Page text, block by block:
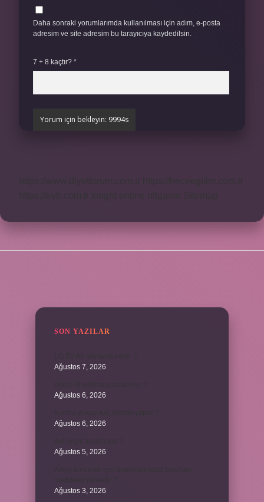
Daha sonraki yorumlarımda kullanılması için adım, e-posta
adresim ve site adresim bu tarayıcıya kaydedilsin.
7 + 8 kaçtır? *
SON YAZILAR
Ağustos 7, 2026
Ağustos 6, 2026
Ağustos 6, 2026
Ağustos 5, 2026
Ağustos 3, 2026